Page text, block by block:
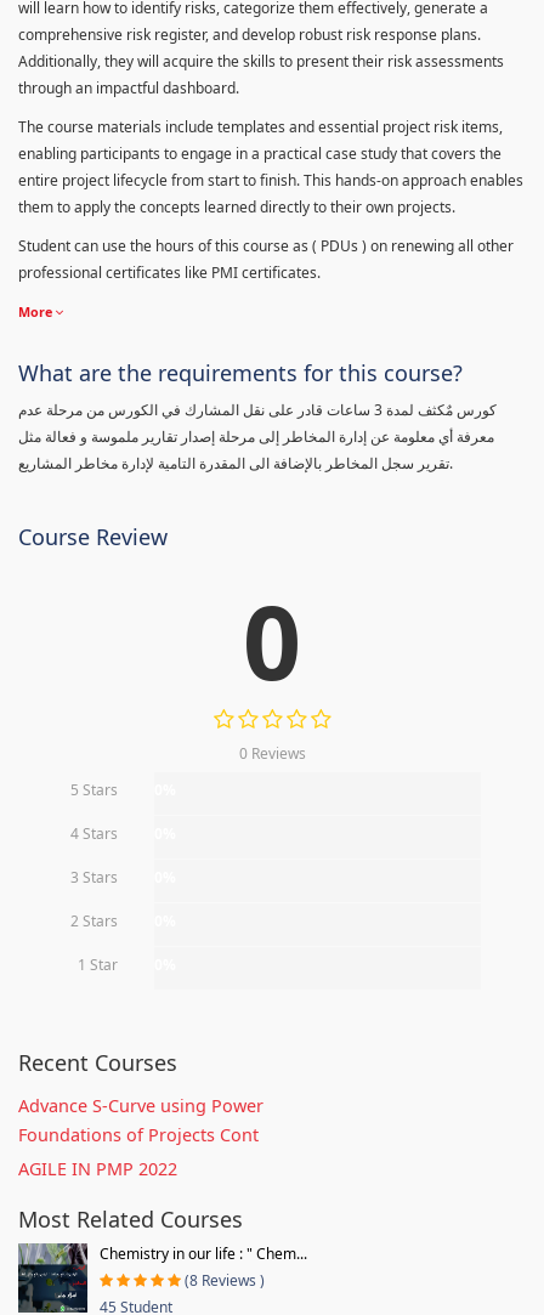
will learn how to identify risks, categorize them effectively, generate a
comprehensive risk register, and develop robust risk response plans.
Additionally, they will acquire the skills to present their risk assessments
through an impactful dashboard.
The course materials include templates and essential project risk items,
enabling participants to engage in a practical case study that covers the
entire project lifecycle from start to finish. This hands-on approach enables
them to apply the concepts learned directly to their own projects.
Student can use the hours of this course as ( PDUs ) on renewing all other
professional certificates like PMI certificates.
More
What are the requirements for this course?
كورس مٌكثف لمدة 3 ساعات قادر على نقل المشارك في الكورس من مرحلة عدم
معرفة أي معلومة عن إدارة المخاطر إلى مرحلة إصدار تقارير ملموسة و فعالة مثل
تقرير سجل المخاطر بالإضافة الى المقدرة التامية لإدارة مخاطر المشاريع.
Course Review
0
0 Reviews
5 Stars
4 Stars
3 Stars
2 Stars
1 Star
Recent Courses
Advance S-Curve using Power
Foundations of Projects Cont
AGILE IN PMP 2022
Most Related Courses
Chemistry in our life : " Chem...
(8 Reviews )
45 Student